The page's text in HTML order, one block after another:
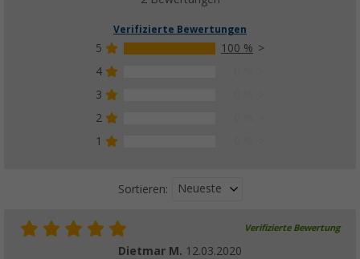
Verifizierte Bewertungen
5
100 %
4
3
2
1
Sortieren: Neueste
Verifizierte Bewertung
Dietmar M. 12.03.2020